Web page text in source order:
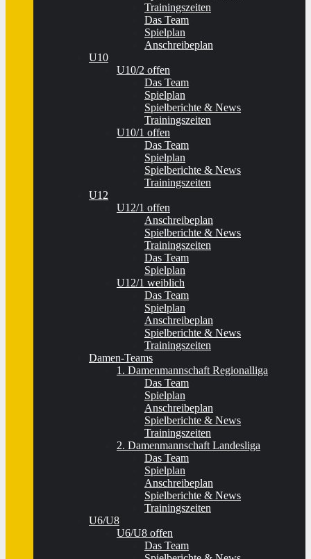
Trainingszeiten
Das Team
Spielplan
Anschreibeplan
U10
U10/2 offen
Das Team
Spielplan
Spielberichte & News
Trainingszeiten
U10/1 offen
Das Team
Spielplan
Spielberichte & News
Trainingszeiten
U12
U12/1 offen
Anschreibeplan
Spielberichte & News
Trainingszeiten
Das Team
Spielplan
U12/1 weiblich
Das Team
Spielplan
Anschreibeplan
Spielberichte & News
Trainingszeiten
Damen-Teams
1. Damenmannschaft Regionalliga
Das Team
Spielplan
Anschreibeplan
Spielberichte & News
Trainingszeiten
2. Damenmannschaft Landesliga
Das Team
Spielplan
Anschreibeplan
Spielberichte & News
Trainingszeiten
U6/U8
U6/U8 offen
Das Team